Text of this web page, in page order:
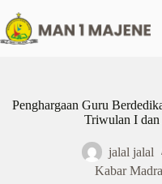
Penghargaan Guru
Triwulan I
jalal jalal
Kabar